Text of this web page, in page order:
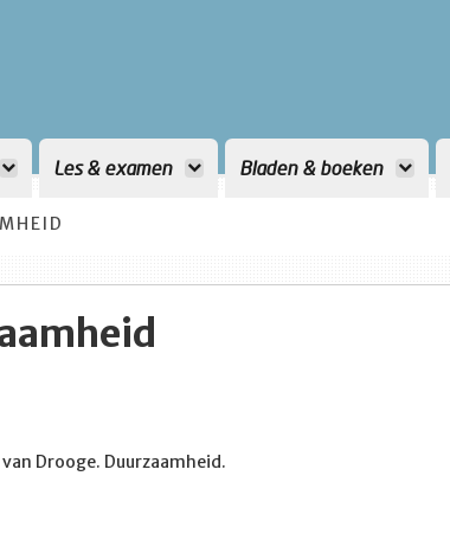
Les & examen Bladen & boeken
Drooge. Duurzaamheid.